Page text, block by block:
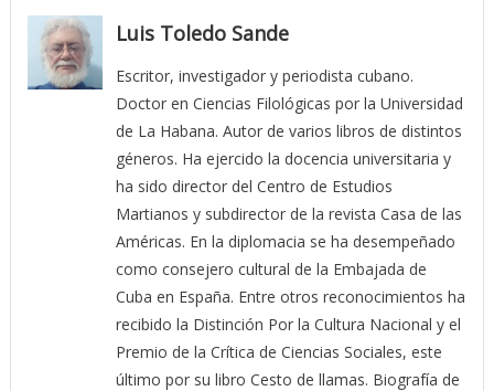
Luis Toledo Sande
Escritor, investigador y periodista cubano.
Doctor en Ciencias Filológicas por la Universidad
de La Habana. Autor de varios libros de distintos
géneros. Ha ejercido la docencia universitaria y
ha sido director del Centro de Estudios
Martianos y subdirector de la revista Casa de las
Américas. En la diplomacia se ha desempeñado
como consejero cultural de la Embajada de
Cuba en España. Entre otros reconocimientos ha
recibido la Distinción Por la Cultura Nacional y el
Premio de la Crítica de Ciencias Sociales, este
último por su libro Cesto de llamas. Biografía de